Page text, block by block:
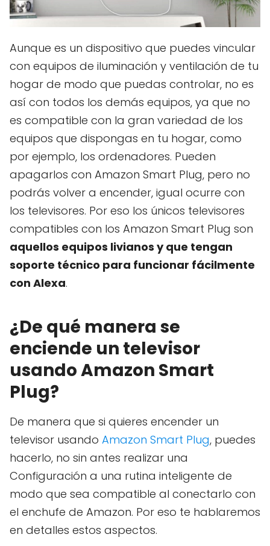
Aunque es un dispositivo que puedes vincular
con equipos de iluminación y ventilación de tu
hogar de modo que puedas controlar, no es
así con todos los demás equipos, ya que no
es compatible con la gran variedad de los
equipos que dispongas en tu hogar, como
por ejemplo, los ordenadores. Pueden
apagarlos con Amazon Smart Plug, pero no
podrás volver a encender, igual ocurre con
los televisores. Por eso los únicos televisores
compatibles con los Amazon Smart Plug son
aquellos equipos livianos y que tengan
soporte técnico para funcionar fácilmente
con Alexa.
¿De qué manera se
enciende un televisor
usando Amazon Smart
Plug?
De manera que si quieres encender un
televisor usando Amazon Smart Plug, puedes
hacerlo, no sin antes realizar una
Configuración a una rutina inteligente de
modo que sea compatible al conectarlo con
el enchufe de Amazon. Por eso te hablaremos
en detalles estos aspectos.